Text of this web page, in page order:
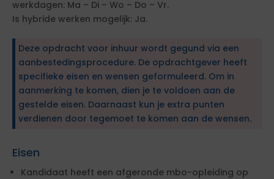
werkdagen: Ma – Di – Wo – Do – Vr.
Is hybride werken mogelijk: Ja.
Deze opdracht voor inhuur wordt gegund via een
aanbestedingsprocedure. De opdrachtgever heeft
specifieke eisen en wensen geformuleerd. Om in
aanmerking te komen, dien je te voldoen aan de
gestelde eisen. Daarnaast kun je extra punten
verdienen door tegemoet te komen aan de wensen.
Eisen
Kandidaat heeft een afgeronde mbo-opleiding op